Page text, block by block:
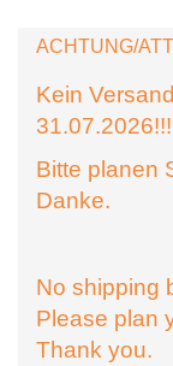
ACHTUNG/
Kein
Bitte planen
Danke.
No shipping
Please plan
Thank you.